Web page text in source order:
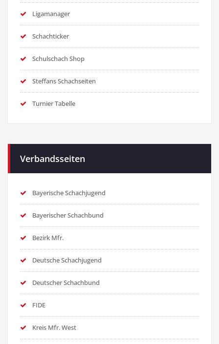
Ligamanager
Schachticker
Schulschach Shop
Steffans Schachseiten
Turnier Tabelle
Verbandsseiten
Bayerische Schachjugend
Bayerischer Schachbund
Bezirk Mfr.
Deutsche Schachjugend
Deutscher Schachbund
FIDE
Kreis Mfr. West